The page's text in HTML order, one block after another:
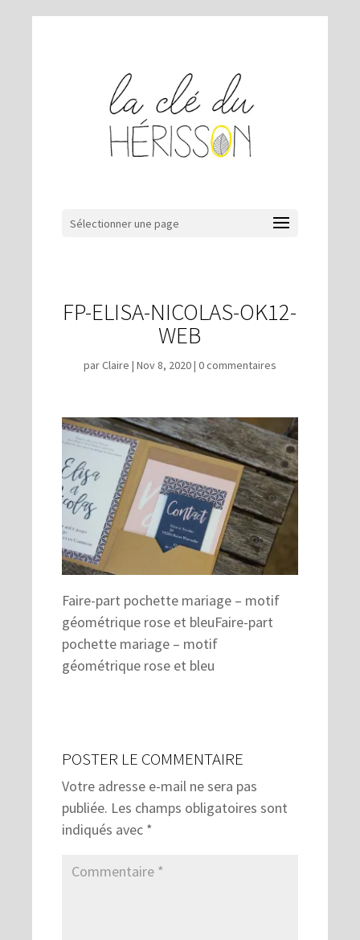
Sélectionner une page
FP-ELISA-NICOLAS-OK12-
WEB
parClaire | Nov 8, 2020| 0 commentaires
Faire-part pochette mariage – motif
géométrique rose et bleuFaire-part
pochette mariage – motif
géométrique rose et bleu
POSTER LE COMMENTAIRE
Votre adresse e-mail ne sera pas
publiée. Les champs obligatoires sont
indiqués avec *